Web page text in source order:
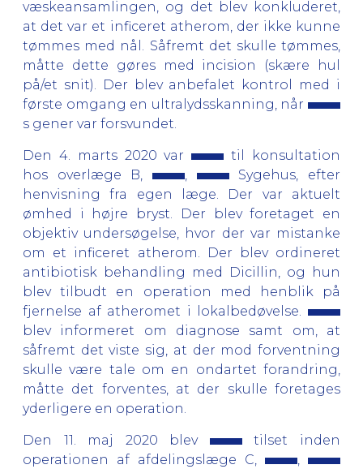
væskeansamlingen, og det blev konkluderet,
at det var et inficeret atherom, der ikke kunne
tømmes med nål. Såfremt det skulle tømmes,
måtte dette gøres med incision (skære hul
på/et snit). Der blev anbefalet kontrol med i
første omgang en ultralydsskanning, når
s gener var forsvundet.
Den 4. marts 2020 var
til konsultation
hos overlæge B,
Sygehus, efter
henvisning fra egen læge. Der var aktuelt
ømhed i højre bryst. Der blev foretaget en
objektiv undersøgelse, hvor der var mistanke
om et inficeret atherom. Der blev ordineret
antibiotisk behandling med Dicillin, og hun
blev tilbudt en operation med henblik på
fjernelse af atheromet i lokalbedøvelse.
blev informeret om diagnose samt om, at
såfremt det viste sig, at der mod forventning
skulle være tale om en ondartet forandring,
måtte det forventes, at der skulle foretages
yderligere en operation.
Den 11. maj 2020 blev
tilset inden
operationen af afdelingslæge C,